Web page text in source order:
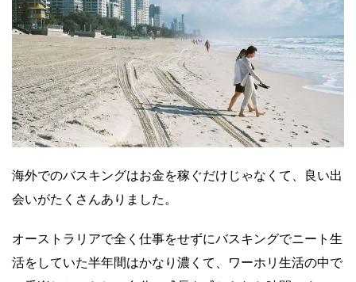
海外でのバスキングはお金を稼ぐだけじゃなくて、良い出
会いがたくさんありました。
オーストラリアで全く仕事をせずにバスキングでニート生
活をしていた半年間はかなり濃くて、ワーホリ生活の中で